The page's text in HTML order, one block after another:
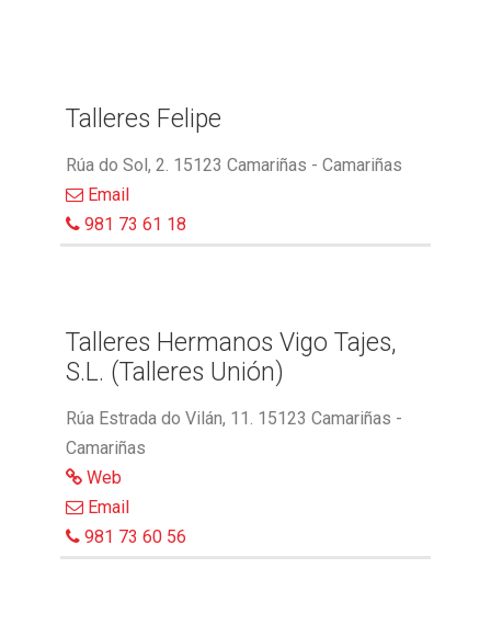
Talleres Felipe
Rúa do Sol, 2. 15123 Camariñas - Camariñas
Email
981 73 61 18
Talleres Hermanos Vigo Tajes,
S.L. (Talleres Unión)
Rúa Estrada do Vilán, 11. 15123 Camariñas -
Camariñas
Web
Email
981 73 60 56